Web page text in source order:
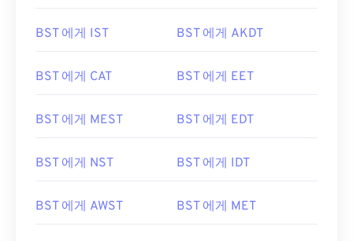
BST 에게 IST BST 에게 AKDT
BST 에게 CAT BST 에게 EET
BST 에게 MEST BST 에게 EDT
BST 에게 NST BST 에게 IDT
BST 에게 AWST BST 에게 MET